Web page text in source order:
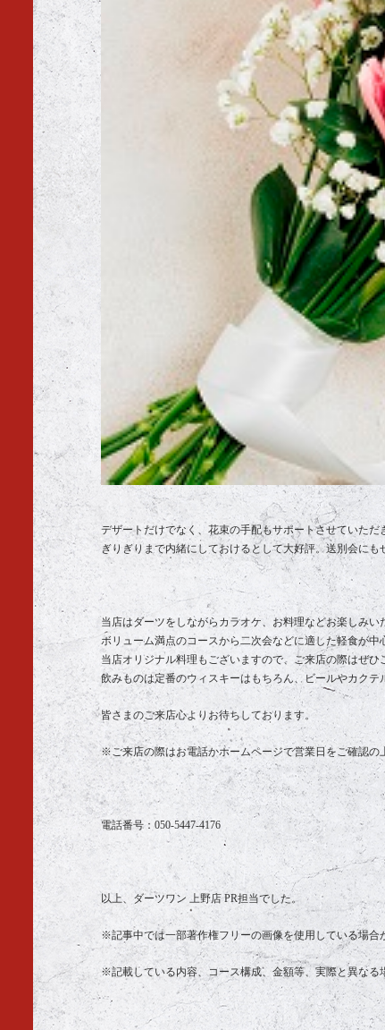
デザートだけでなく、花束の手配もサポートさせていた
ぎりぎりまで内緒にしておけるとして大好評。送別会にも
当店はダーツをしながらカラオケ、お料理などお楽しみい
ボリューム満点のコースから二次会などに適した軽食が
当店オリジナル料理もございますので、ご来店の際はぜ
飲みものは定番のウィスキーはもちろん、ビールやカク
皆さまのご来店心よりお待ちしております。
※ご来店の際はお電話かホームページで営業日をご確認の
電話番号： 050-5447-4176
以上、ダーツワン 上野店 PR担当でした。
※記事中では一部著作権フリーの画像を使用している場合
※記載している内容、コース構成、金額等、実際と異なる